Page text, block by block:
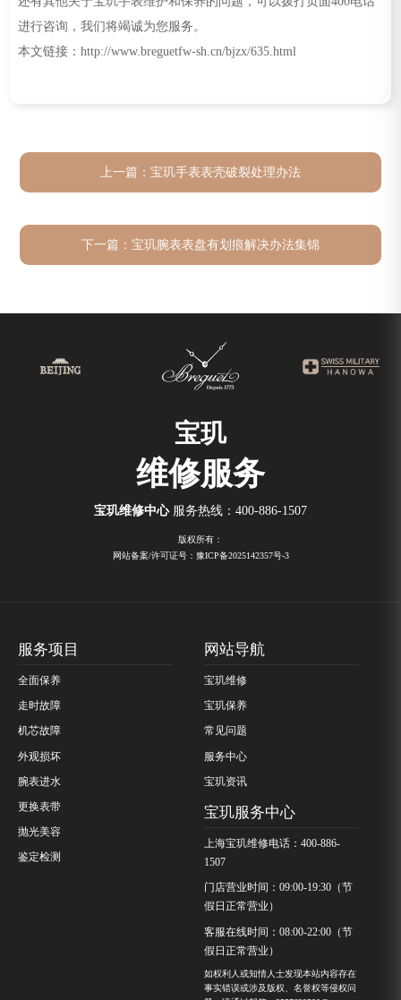
进行咨询，我们将竭诚为您服务。
本文链接：http://www.breguetfw-sh.cn/bjzx/635.html
上一篇： 宝玑手表表壳破裂处理办法
下一篇： 宝玑腕表表盘有划痕解决办法集锦
宝玑
维修服务
宝玑维修中心 服务热线： 400-886-1507
版权所有：
网站备案/许可证号：豫ICP备2025142357号-3
服务项目
全面保养
走时故障
机芯故障
外观损坏
腕表进水
更换表带
抛光美容
鉴定检测
网站导航
宝玑维修
宝玑保养
常见问题
服务中心
宝玑资讯
宝玑服务中心
上海宝玑维修电话：400-886-
1507
门店营业时间：09:00-19:30（节
假日正常营业）
客服在线时间：08:00-22:00（节
假日正常营业）
如权利人或知情人士发现本站内容存在
事实错误或涉及版权、名誉权等侵权问